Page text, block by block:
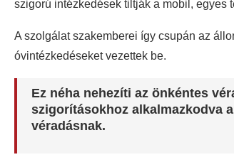
szigorú intézkedések tiltják a mobil, egyes
A szolgálat szakemberei így csupán az
óvintézkedéseket vezettek be.
Ez néha nehezíti az önkéntes
szigorításokhoz alkalmazkodva
véradásnak.